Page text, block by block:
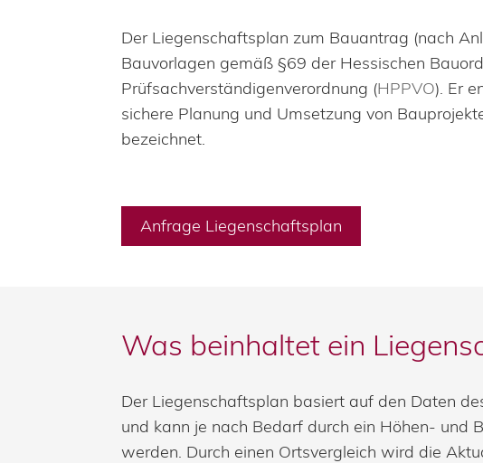
Der Liegenschaftsplan zum Bauantrag (nach
Bauvorlagen gemäß §69 der Hessischen
Prüfsachverständigenverordnung (HPPVO). Er
sichere Planung und Umsetzung von
bezeichnet.
Anfrage Liegenschaftsplan
Was beinhaltet ein
Der Liegenschaftsplan basiert auf den Daten
und kann je nach Bedarf durch ein Höhen- und
werden. Durch einen Ortsvergleich wird die